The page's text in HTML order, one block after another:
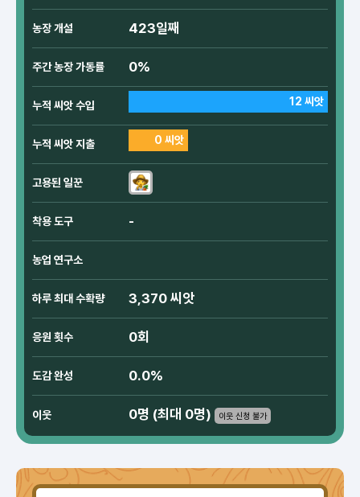
농장 개설 423일째
주간 농장 가동률 0%
누적 씨앗 수입 12 씨앗
누적 씨앗 지출 0 씨앗
고용된 일꾼
착용 도구 -
농업 연구소
하루 최대 수확량 3,370 씨앗
응원 횟수 0회
도감 완성 0.0%
이웃 0명 (최대 0명) 이웃 신청 불가